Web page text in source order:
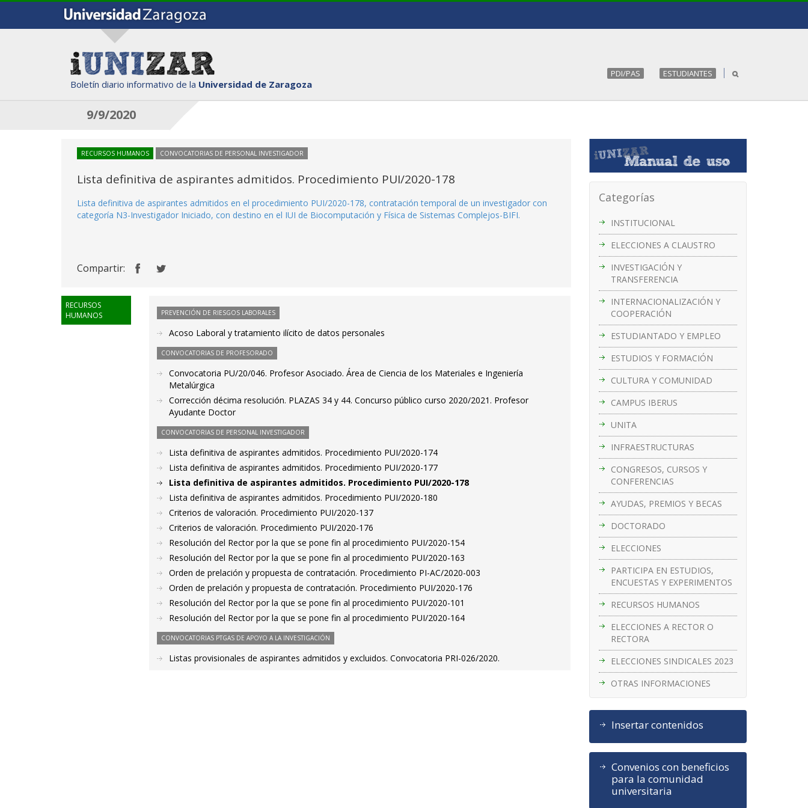
Boletín diario informativo de la Universidad de Zaragoza
PDI/PAS ESTUDIANTES
9/9/2020
Categorías
INSTITUCIONAL
ELECCIONES A CLAUSTRO
INVESTIGACIÓN Y
TRANSFERENCIA
INTERNACIONALIZACIÓN Y
COOPERACIÓN
ESTUDIANTADO Y EMPLEO
ESTUDIOS Y FORMACIÓN
CULTURA Y COMUNIDAD
CAMPUS IBERUS
UNITA
INFRAESTRUCTURAS
CONGRESOS, CURSOS Y
CONFERENCIAS
AYUDAS, PREMIOS Y BECAS
DOCTORADO
ELECCIONES
PARTICIPA EN ESTUDIOS,
ENCUESTAS Y EXPERIMENTOS
RECURSOS HUMANOS
ELECCIONES A RECTOR O
RECTORA
ELECCIONES SINDICALES 2023
OTRAS INFORMACIONES
Insertar contenidos
Convenios con beneficios
para la comunidad
universitaria
RECURSOS HUMANOS CONVOCATORIAS DE PERSONAL INVESTIGADOR
Lista definitiva de aspirantes admitidos. Procedimiento PUI/2020-178
Lista definitiva de aspirantes admitidos en el procedimiento PUI/2020-178, contratación temporal de un investigador con
categoría N3-Investigador Iniciado, con destino en el IUI de Biocomputación y Física de Sistemas Complejos-BIFI.
Compartir:
RECURSOS
HUMANOS
PREVENCIÓN DE RIESGOS LABORALES
Acoso Laboral y tratamiento ilícito de datos personales
CONVOCATORIAS DE PROFESORADO
Convocatoria PU/20/046. Profesor Asociado. Área de Ciencia de los Materiales e Ingeniería
Metalúrgica
Corrección décima resolución. PLAZAS 34 y 44. Concurso público curso 2020/2021. Profesor
Ayudante Doctor
CONVOCATORIAS DE PERSONAL INVESTIGADOR
Lista definitiva de aspirantes admitidos. Procedimiento PUI/2020-174
Lista definitiva de aspirantes admitidos. Procedimiento PUI/2020-177
Lista definitiva de aspirantes admitidos. Procedimiento PUI/2020-178
Lista definitiva de aspirantes admitidos. Procedimiento PUI/2020-180
Criterios de valoración. Procedimiento PUI/2020-137
Criterios de valoración. Procedimiento PUI/2020-176
Resolución del Rector por la que se pone fin al procedimiento PUI/2020-154
Resolución del Rector por la que se pone fin al procedimiento PUI/2020-163
Orden de prelación y propuesta de contratación. Procedimiento PI-AC/2020-003
Orden de prelación y propuesta de contratación. Procedimiento PUI/2020-176
Resolución del Rector por la que se pone fin al procedimiento PUI/2020-101
Resolución del Rector por la que se pone fin al procedimiento PUI/2020-164
CONVOCATORIAS PTGAS DE APOYO A LA INVESTIGACIÓN
Listas provisionales de aspirantes admitidos y excluidos. Convocatoria PRI-026/2020.